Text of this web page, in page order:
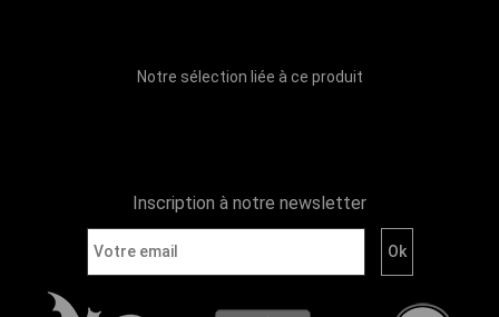
Notre sélection liée à ce produit
Inscription à notre newsletter